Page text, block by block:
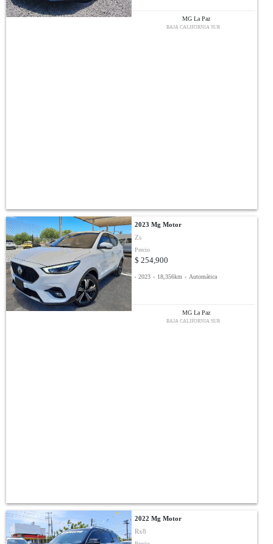
MG La Paz
BAJA CALIFORNIA SUR
2023 Mg Motor
Zs
Precio
$ 254,900
- 2023 - 18,356km - Automática
MG La Paz
BAJA CALIFORNIA SUR
2022 Mg Motor
Rx8